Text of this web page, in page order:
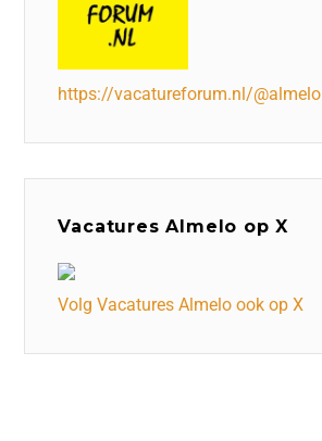
https://vacatureforum.nl/@almelo
Vacatures Almelo op X
Volg Vacatures Almelo ook op X